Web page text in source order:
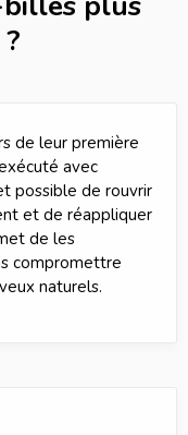
de leur première
avec
possible de rouvrir
et de réappliquer
de les
compromettre
naturels.